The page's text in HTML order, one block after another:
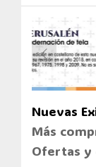
Nuevas
Más
Ofertas y